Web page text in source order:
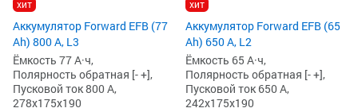
хит
Аккумулятор Forward EFB (77
Ah) 800 А, L3
Ёмкость 77 А·ч,
Полярность обратная [- +],
Пусковой ток 800 А,
278x175x190
хит
Аккумулятор Forward EFB (65
Ah) 650 А, L2
Ёмкость 65 А·ч,
Полярность обратная [- +],
Пусковой ток 650 А,
242x175x190